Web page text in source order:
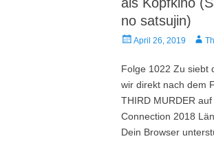
no satsujin)
Veröffentlicht
April 26, 2019 Autor
Folge 1022 Zu siebt
wir direkt nach dem
THIRD MURDER
Connection 2018
Dein Browser